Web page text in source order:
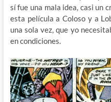
sí fue una mala idea, casi un
esta película a Coloso y a
una sola vez, que yo
en condiciones.